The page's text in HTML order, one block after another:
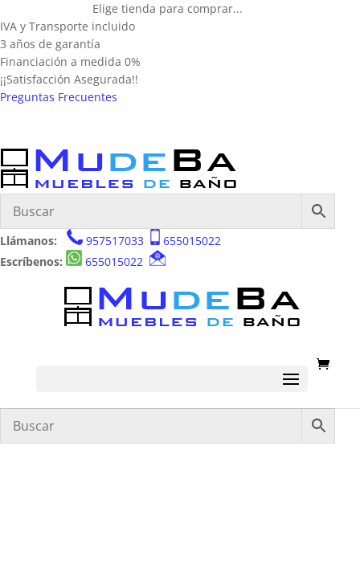
Elige tienda para comprar...
IVA y Transporte incluido
3 años de garantía
Financiación a medida 0%
¡¡Satisfacción Asegurada!!
Preguntas Frecuentes
Llámanos: 957517033
655015022
Escríbenos:
655015022